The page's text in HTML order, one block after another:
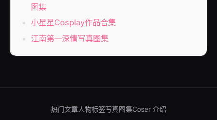
图集
小星星Cosplay作品合集
江南第一深情写真图集
热门文章人物标签写真图集Coser 介绍